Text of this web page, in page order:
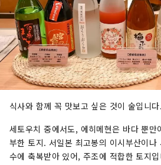
식사와 함께 꼭 맛보고 싶은 것이 술입니다.
세토우치 중에서도, 에히메현은 바다 뿐만
부한 토지. 서일본 최고봉의 이시부산이나
수에 축복받아 있어, 주조에 적합한 토지